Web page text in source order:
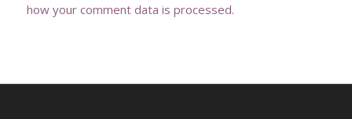
how your comment data is processed.